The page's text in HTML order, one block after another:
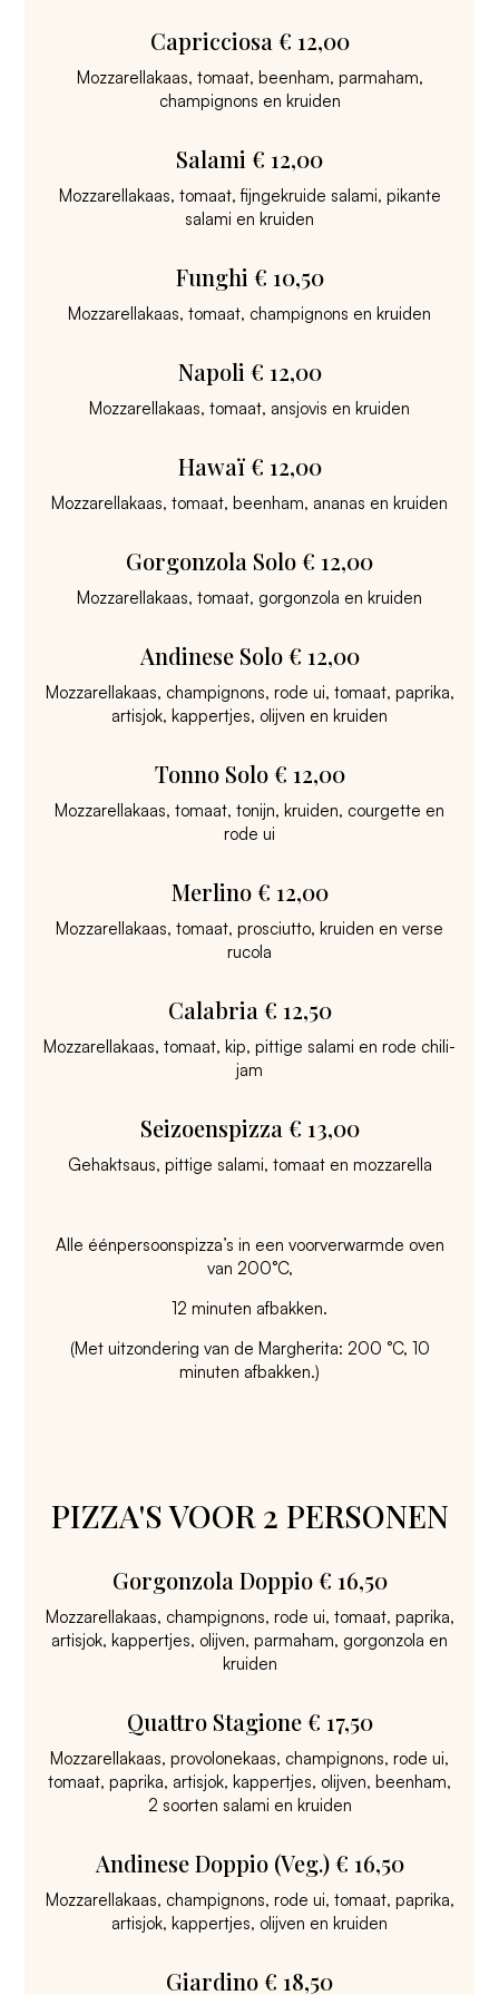
Capricciosa € 12,00
Mozzarellakaas, tomaat, beenham, parmaham,
champignons en kruiden
Salami € 12,00
Mozzarellakaas, tomaat, fijngekruide salami, pikante
salami en kruiden
Funghi € 10,50
Mozzarellakaas, tomaat, champignons en kruiden
Napoli € 12,00
Mozzarellakaas, tomaat, ansjovis en kruiden
Hawaï € 12,00
Mozzarellakaas, tomaat, beenham, ananas en kruiden
Gorgonzola Solo € 12,00
Mozzarellakaas, tomaat, gorgonzola en kruiden
Andinese Solo € 12,00
Mozzarellakaas, champignons, rode ui, tomaat, paprika,
artisjok, kappertjes, olijven en kruiden
Tonno Solo € 12,00
Mozzarellakaas, tomaat, tonijn, kruiden, courgette en
rode ui
Merlino € 12,00
Mozzarellakaas, tomaat, prosciutto, kruiden en verse
rucola
Calabria € 12,50
Mozzarellakaas, tomaat, kip, pittige salami en rode chili-
jam
Seizoenspizza € 13,00
Gehaktsaus, pittige salami, tomaat en mozzarella
Alle éénpersoonspizza’s in een voorverwarmde oven
van 200°C,
12 minuten afbakken.
(Met uitzondering van de Margherita: 200 °C, 10
minuten afbakken.)
PIZZA'S VOOR 2 PERSONEN
Gorgonzola Doppio € 16,50
Mozzarellakaas, champignons, rode ui, tomaat, paprika,
artisjok, kappertjes, olijven, parmaham, gorgonzola en
kruiden
Quattro Stagione € 17,50
Mozzarellakaas, provolonekaas, champignons, rode ui,
tomaat, paprika, artisjok, kappertjes, olijven, beenham,
2 soorten salami en kruiden
Andinese Doppio (Veg.) € 16,50
Mozzarellakaas, champignons, rode ui, tomaat, paprika,
artisjok, kappertjes, olijven en kruiden
Giardino € 18,50